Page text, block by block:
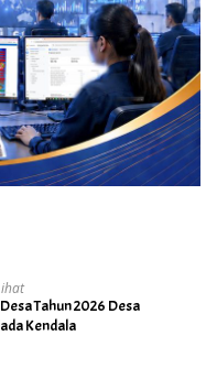
Tahun 2026 Desa
Kendala